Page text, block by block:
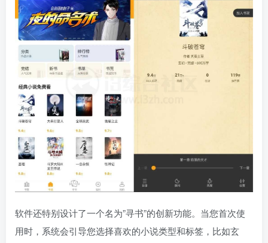
软件还特别设计了一个名为”寻书”的创新功能。当您首次使
用时，系统会引导您选择喜欢的小说类型和标签，比如玄